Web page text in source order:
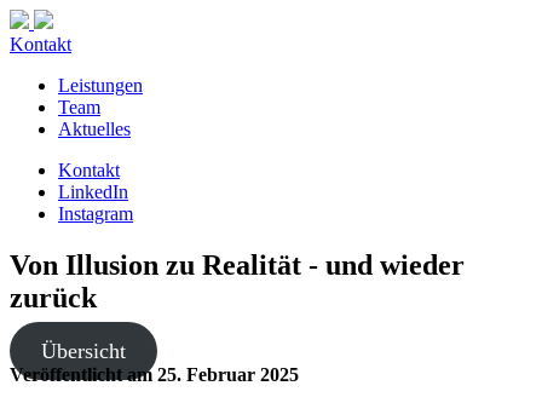
Kontakt
Leistungen
Team
Aktuelles
Kontakt
LinkedIn
Instagram
Von Illusion zu Realität - und wieder
zurück
Übersicht
Veröffentlicht am 25. Februar 2025